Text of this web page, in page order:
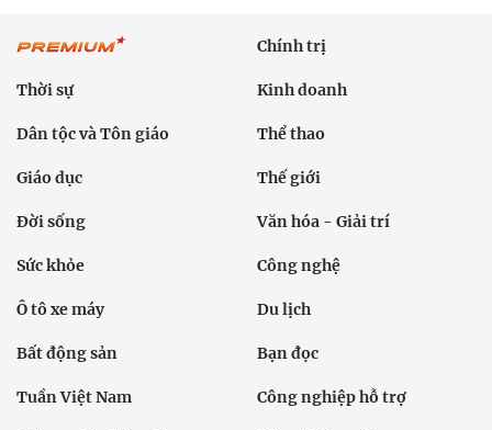
Chính trị
Thời sự Kinh doanh
Dân tộc và Tôn giáo Thể thao
Giáo dục Thế giới
Đời sống Văn hóa - Giải trí
Sức khỏe Công nghệ
Ô tô xe máy Du lịch
Bất động sản Bạn đọc
Tuần Việt Nam Công nghiệp hỗ trợ